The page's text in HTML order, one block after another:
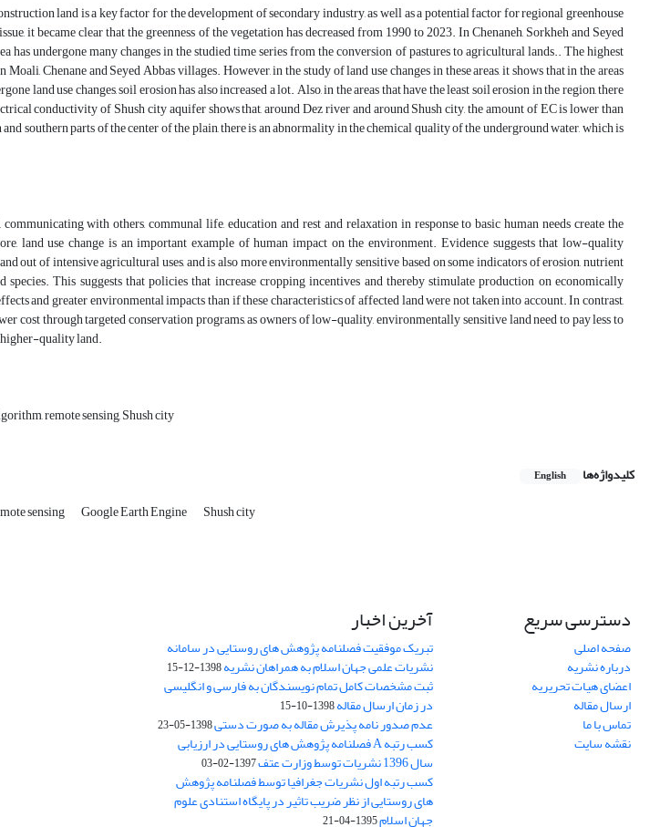
land is a key factor for the development of secondary industry, as well as a potential factor for regional greenhouse
it became clear that the greenness of the vegetation has decreased from 1990 to 2023. In Chenaneh, Sorkheh and Seyed
has undergone many changes in the studied time series from the conversion of pastures to agricultural lands.. The highest
Chenane and Seyed Abbas villages. However, in the study of land use changes in these areas, it shows that in the areas
land use changes, soil erosion has also increased a lot. Also, in the areas that have the least soil erosion in the region, there
conductivity of Shush city aquifer shows that, around Dez river and around Shush city, the amount of EC is lower than
southern parts of the center of the plain, there is an abnormality in the chemical quality of the underground water, which is
with others, communal life, education and rest and relaxation in response to basic human needs create the
land use change is an important example of human impact on the environment. Evidence suggests that low-quality
out of intensive agricultural uses, and is also more environmentally sensitive based on some indicators of erosion, nutrient
species. This suggests that policies that increase cropping incentives and thereby stimulate production on economically
and greater environmental impacts than if these characteristics of affected land were not taken into account. In contrast,
cost through targeted conservation programs, as owners of low-quality, environmentally sensitive land need to pay less to
quality land.
remote sensing, Shush city
کلیدواژه‌ها English
sensing Google Earth Engine Shush city
دسترسی سریع
صفحه اصلی
درباره نشریه
اعضای هیات تحریریه
ارسال مقاله
تماس با ما
نقشه سایت
آخرین اخبار
تبریک موفقیت فصلنامه پژوهش های روستایی در سامانه
نشریات علمی جهان اسلام به همراهان نشریه1398-12-15
ثبت مشخصات کامل تمام نویسندگان به فارسی و انگلیسی
در زمان ارسال مقاله1398-10-15
عدم صدور نامه پذیرش مقاله به صورت دستی1398-05-23
کسب رتبه A فصلنامه پژوهش های روستایی در ارزیابی
سال 1396 نشریات توسط وزارت عتف 1397-02-03
کسب رتبه اول نشریات جغرافیا توسط فصلنامه پژوهش
های روستایی از نظر ضریب تاثیر در پایگاه استنادی علوم
جهان اسلام1395-04-21